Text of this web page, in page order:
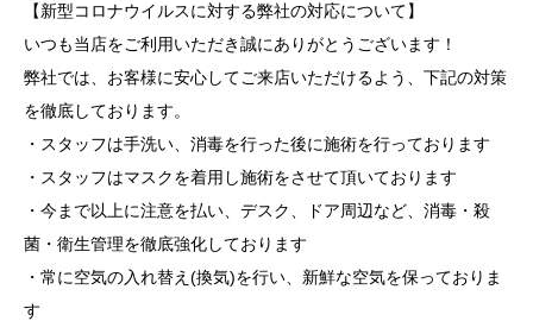
【新型コロナウイルスに対する弊社の対応について】
いつも当店をご利用いただき誠にありがとうございます！
弊社では、お客様に安心してご来店いただけるよう、下記の対策
を徹底しております。
・スタッフは手洗い、消毒を行った後に施術を行っております
・スタッフはマスクを着用し施術をさせて頂いております
・今まで以上に注意を払い、デスク、ドア周辺など、消毒・殺
菌・衛生管理を徹底強化しております
・常に空気の入れ替え(換気)を行い、新鮮な空気を保っておりま
す